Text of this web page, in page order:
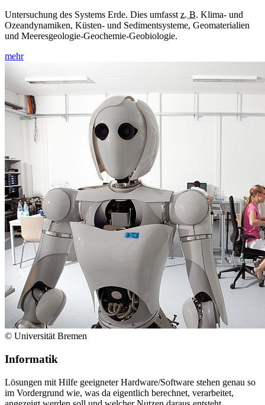
Untersuchung des Systems Erde. Dies umfasst z. B. Klima- und
Ozeandynamiken, Küsten- und Sedimentsysteme, Geomaterialien
und Meeresgeologie-Geochemie-Geobiologie.
mehr
© Universität Bremen
Informatik
Lösungen mit Hilfe geeigneter Hardware/Software stehen genau so
im Vordergrund wie, was da eigentlich berechnet, verarbeitet,